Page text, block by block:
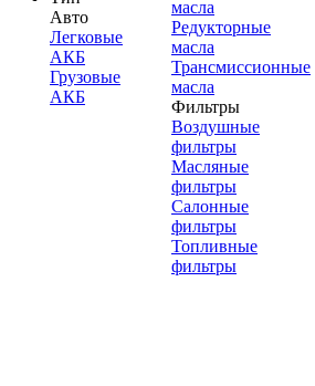
Авто
Легковые
АКБ
Грузовые
АКБ
масла
Редукторные
масла
Трансмиссионные
масла
Фильтры
Воздушные
фильтры
Масляные
фильтры
Салонные
фильтры
Топливные
фильтры